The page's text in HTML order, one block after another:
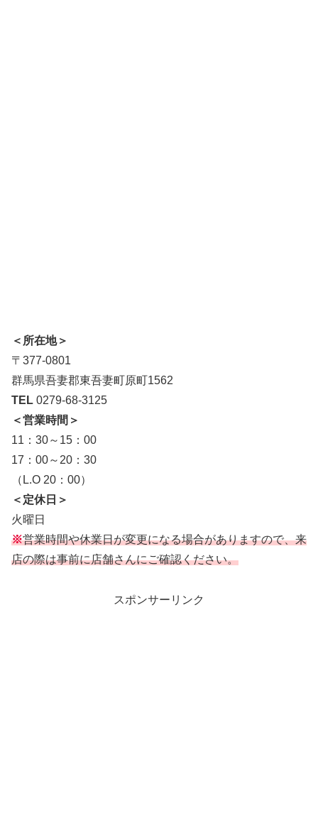
＜所在地＞
〒377-0801
群馬県吾妻郡東吾妻町原町1562
TEL 0279-68-3125
＜営業時間＞
11：30～15：00
17：00～20：30
（L.O 20：00）
＜定休日＞
火曜日
※営業時間や休業日が変更になる場合がありますので、来
店の際は事前に店舗さんにご確認ください。
スポンサーリンク